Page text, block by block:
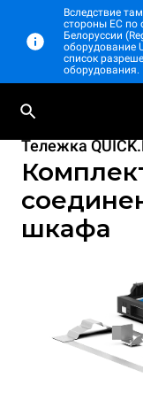
Вследствие
стороны ЕС по
Белоруссии
оборудование
список
оборудования.
Тележка
шкафа